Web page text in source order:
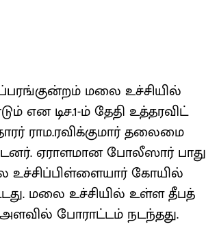
மலை உச்​சி​யில்
டிச.1-ம் தேதி உத்​தர​விட்​
ராம.ரவிக்​கு​மார் தலை​மை​
ஏராள​மான போலீ​ஸார் பாது​
உச்​சிப்​பிள்​ளை​யார் கோயில்
மலை உச்​சி​யில் உள்ள தீபத்​
போராட்​டம் நடந்​தது.